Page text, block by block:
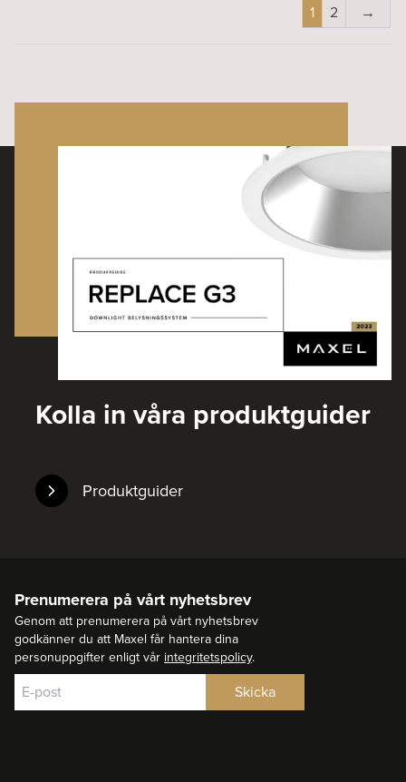
1 2 →
Kolla in våra produktguider
Produktguider
Prenumerera på vårt nyhetsbrev
Genom att prenumerera på vårt nyhetsbrev
godkänner du att Maxel får hantera dina
personuppgifter enligt vår integritetspolicy.